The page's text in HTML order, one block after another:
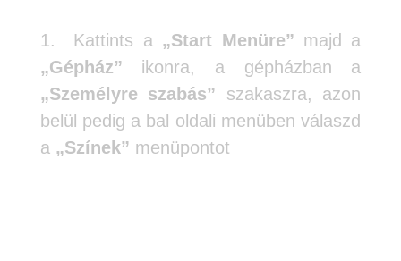
1. Kattints a „Start Menüre” majd a
„Gépház” ikonra, a gépházban a
„Személyre szabás” szakaszra, azon
belül pedig a bal oldali menüben válaszd
a „Színek” menüpontot